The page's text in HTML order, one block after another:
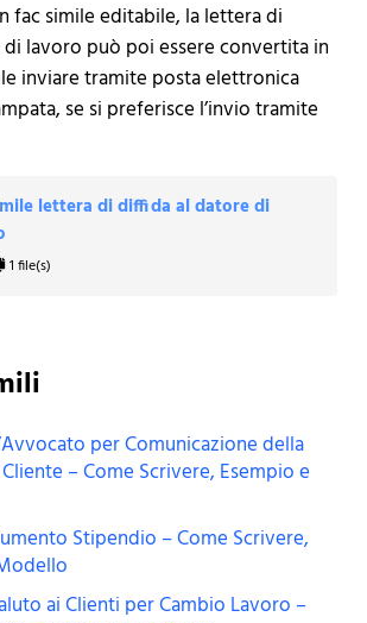
fac simile editabile, la lettera di
lavoro può poi essere convertita in
inviare tramite posta elettronica
se si preferisce l’invio tramite
lettera di diffida al datore di
1 file(s)
per Comunicazione della
– Come Scrivere, Esempio e
Stipendio – Come Scrivere,
ai Clienti per Cambio Lavoro –